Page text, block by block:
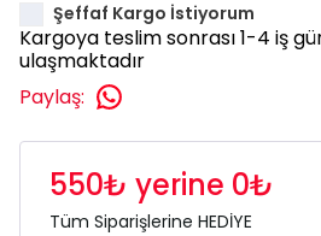
Şeffaf Kargo İstiyorum
Kargoya teslim sonrası 1-4 iş
ulaşmaktadır
Paylaş:
550₺ yerine 0₺
Tüm Siparişlerine HEDİYE